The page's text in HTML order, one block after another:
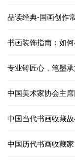
品读经典-国画创作
书画装饰指南：如
专业铸匠心，笔墨
中国美术家协会主
中国当代书画收藏
中国历代书画收藏